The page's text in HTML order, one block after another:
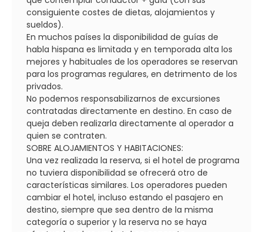
consiguiente costes de dietas, alojamientos y
sueldos).
En muchos países la disponibilidad de guías de
habla hispana es limitada y en temporada alta los
mejores y habituales de los operadores se reservan
para los programas regulares, en detrimento de los
privados.
No podemos responsabilizarnos de excursiones
contratadas directamente en destino. En caso de
queja deben realizarla directamente al operador a
quien se contraten.
SOBRE ALOJAMIENTOS Y HABITACIONES:
Una vez realizada la reserva, si el hotel de programa
no tuviera disponibilidad se ofrecerá otro de
características similares. Los operadores pueden
cambiar el hotel, incluso estando el pasajero en
destino, siempre que sea dentro de la misma
categoría o superior y la reserva no se haya